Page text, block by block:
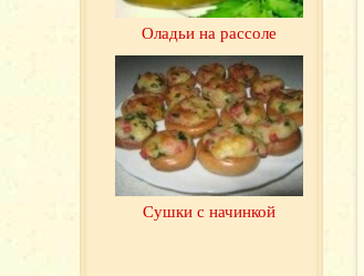
Оладьи на рассоле
Сушки с начинкой